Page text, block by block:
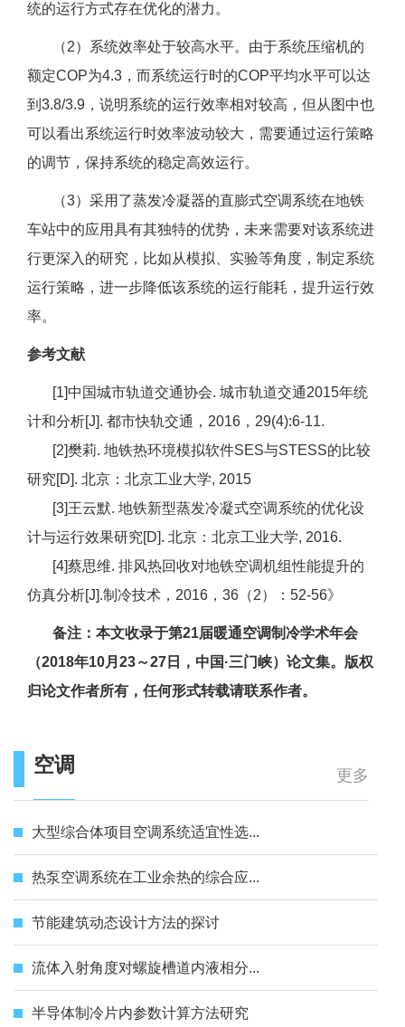
统的运行方式存在优化的潜力。
（2）系统效率处于较高水平。由于系统压缩机的
额定COP为4.3，而系统运行时的COP平均水平可以达
到3.8/3.9，说明系统的运行效率相对较高，但从图中也
可以看出系统运行时效率波动较大，需要通过运行策略
的调节，保持系统的稳定高效运行。
（3）采用了蒸发冷凝器的直膨式空调系统在地铁
车站中的应用具有其独特的优势，未来需要对该系统进
行更深入的研究，比如从模拟、实验等角度，制定系统
运行策略，进一步降低该系统的运行能耗，提升运行效
率。
参考文献
[1]中国城市轨道交通协会. 城市轨道交通2015年统
计和分析[J]. 都市快轨交通，2016，29(4):6-11.
[2]樊莉. 地铁热环境模拟软件SES与STESS的比较
研究[D]. 北京：北京工业大学, 2015
[3]王云默. 地铁新型蒸发冷凝式空调系统的优化设
计与运行效果研究[D]. 北京：北京工业大学, 2016.
[4]蔡思维. 排风热回收对地铁空调机组性能提升的
仿真分析[J].制冷技术，2016，36（2）：52-56》
备注：本文收录于第21届暖通空调制冷学术年会
（2018年10月23～27日，中国·三门峡）论文集。版权
归论文作者所有，任何形式转载请联系作者。
空调 更多
大型综合体项目空调系统适宜性选...
热泵空调系统在工业余热的综合应...
节能建筑动态设计方法的探讨
流体入射角度对螺旋槽道内液相分...
半导体制冷片内参数计算方法研究